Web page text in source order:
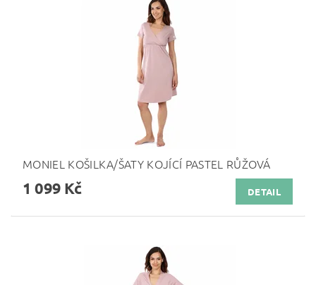
MONIEL KOŠILKA/ŠATY KOJÍCÍ PASTEL RŮŽOVÁ
1 099 Kč DETAIL